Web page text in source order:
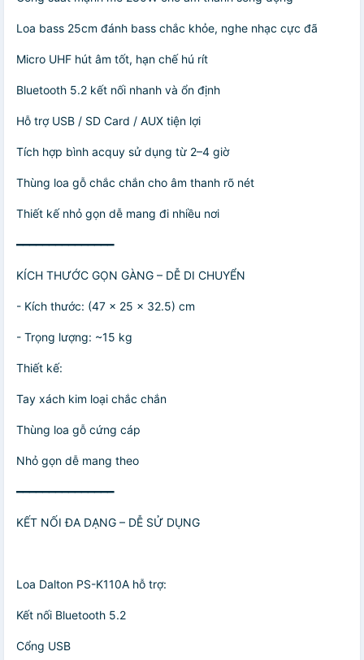
Loa bass 25cm đánh bass chắc khỏe, nghe nhạc cực đã
Micro UHF hút âm tốt, hạn chế hú rít
Bluetooth 5.2 kết nối nhanh và ổn định
Hỗ trợ USB / SD Card / AUX tiện lợi
Tích hợp bình acquy sử dụng từ 2–4 giờ
Thùng loa gỗ chắc chắn cho âm thanh rõ nét
Thiết kế nhỏ gọn dễ mang đi nhiều nơi
━━━━━━━━━━━━━━━
KÍCH THƯỚC GỌN GÀNG – DỄ DI CHUYỂN
- Kích thước: (47 x 25 x 32.5) cm
- Trọng lượng: ~15 kg
Thiết kế:
Tay xách kim loại chắc chắn
Thùng loa gỗ cứng cáp
Nhỏ gọn dễ mang theo
━━━━━━━━━━━━━━━
KẾT NỐI ĐA DẠNG – DỄ SỬ DỤNG
Loa Dalton PS-K110A hỗ trợ:
Kết nối Bluetooth 5.2
Cổng USB